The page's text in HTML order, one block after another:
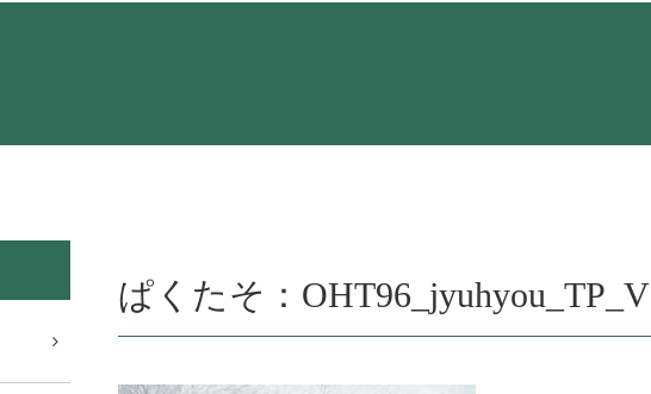
ぱくたそ：OHT96_jyuhyou_TP_V